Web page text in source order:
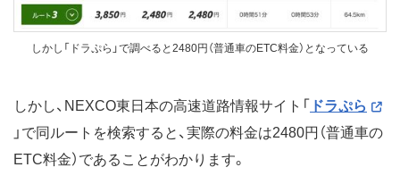
しかし「ドラぷら」で調べると2480円（普通車のETC料金）となっている
しかし、NEXCO東日本の高速道路情報サイト「
ドラぷら
」で同ルートを検索すると、実際の料金は2480円（普通車の
ETC料金）であることがわかります。